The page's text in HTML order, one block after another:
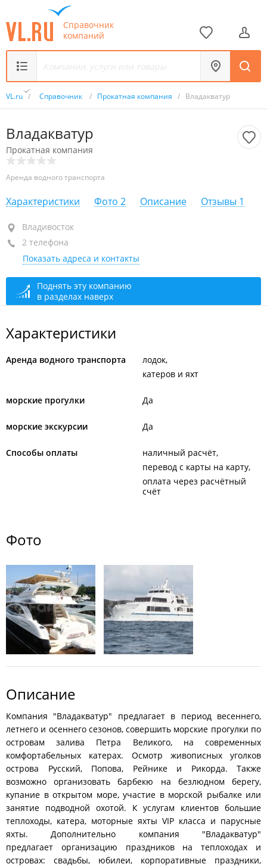
Справочник
компаний
VL.ru / Справочник / Прокатная компания / Владакватур
Владакватур
Прокатная компания
Аренда водного транспорта
Характеристики Фото 2 Описание Отзывы 1
Владивосток
+7 914 790-83-48
+7 902 481-93-67
круглосуточно
Владивосток
2 телефона
Показать адреса и контакты
Поднять эту компанию
в разделах наверх
Характеристики
Аренда водного транспорта
лодок
катеров и яхт
морские прогулки Да
морские экскурсии Да
Способы оплаты
наличный расчёт
перевод с карты на карту
оплата через расчётный
счёт
Фото
Описание
Компания "Владакватур" предлагает в период весеннего,
летнего и осеннего сезонов, совершить морские прогулки по
островам залива Петра Великого, на современных
комфортабельных катерах. Осмотр живописных уголков
острова Русский, Попова, Рейнике и Рикорда. Также
возможно организовать барбекю на безлюдном берегу,
купание в открытом море, участие в морской рыбалке или
занятие подводной охотой. К услугам клиентов большие
теплоходы, катера, моторные яхты VIP класса и парусные
яхты. Дополнительно компания "Владакватур"
предлагает организацию праздников на теплоходах и
островах: свадьбы, юбилеи, корпоративные праздники,